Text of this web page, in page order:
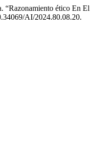
“Razonamiento ético En
AI/2024.80.08.20.